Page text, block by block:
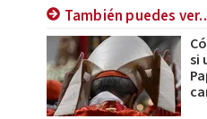
También puedes
si